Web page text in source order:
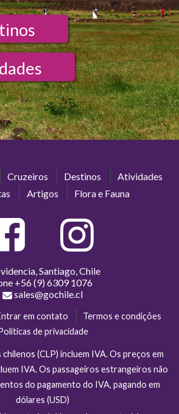
Cruzeiros Destinos
Atividades
Artigos Flora e Fauna
Santiago, Chile
+56 (9) 6309 1076
sales@gochile.cl
em contato
Termos e condições
de privacidade
(CLP) incluem IVA. Os preços em
IVA. Os passageiros estrangeiros não
do pagamento do IVA, pagando em
dólares (USD)